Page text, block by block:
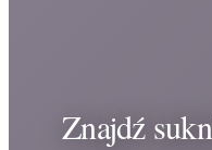
Znajdź